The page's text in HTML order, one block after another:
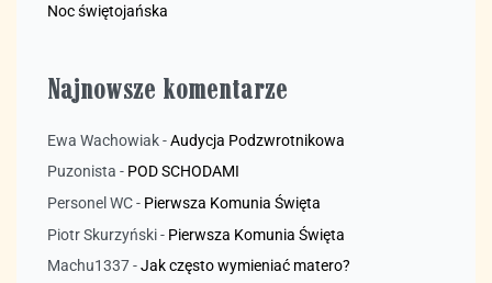
Noc świętojańska
Najnowsze komentarze
Ewa Wachowiak-Audycja Podzwrotnikowa
Puzonista - POD SCHODAMI
Personel WC- Pierwsza Komunia Święta
Piotr Skurzyński- Pierwsza Komunia Święta
Machu1337-Jak często wymieniać matero?